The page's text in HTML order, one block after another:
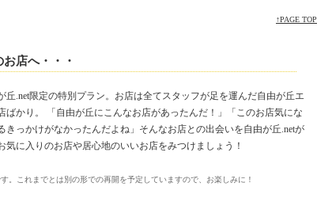
↑PAGE TOP
店へ・・・
丘.net限定の特別プラン。お店は全てスタッフが足を運んだ自由が丘エ
ばかり。 「自由が丘にこんなお店があったんだ！」「このお店気にな
きっかけがなかったんだよね」そんなお店との出会いを自由が丘.netが
気に入りのお店や居心地のいいお店をみつけましょう！
。これまでとは別の形での再開を予定していますので、お楽しみに！